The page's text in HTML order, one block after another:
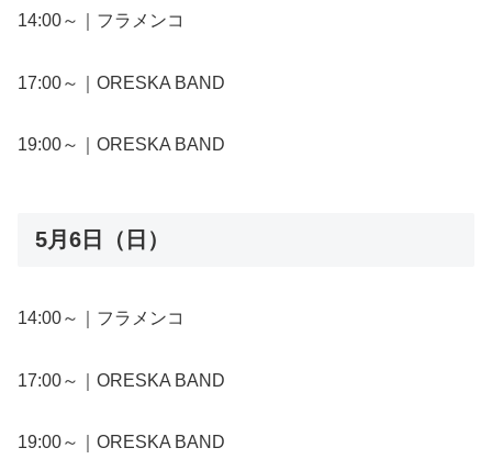
14:00～｜フラメンコ
17:00～｜ORESKA BAND
19:00～｜ORESKA BAND
5月6日（日）
14:00～｜フラメンコ
17:00～｜ORESKA BAND
19:00～｜ORESKA BAND